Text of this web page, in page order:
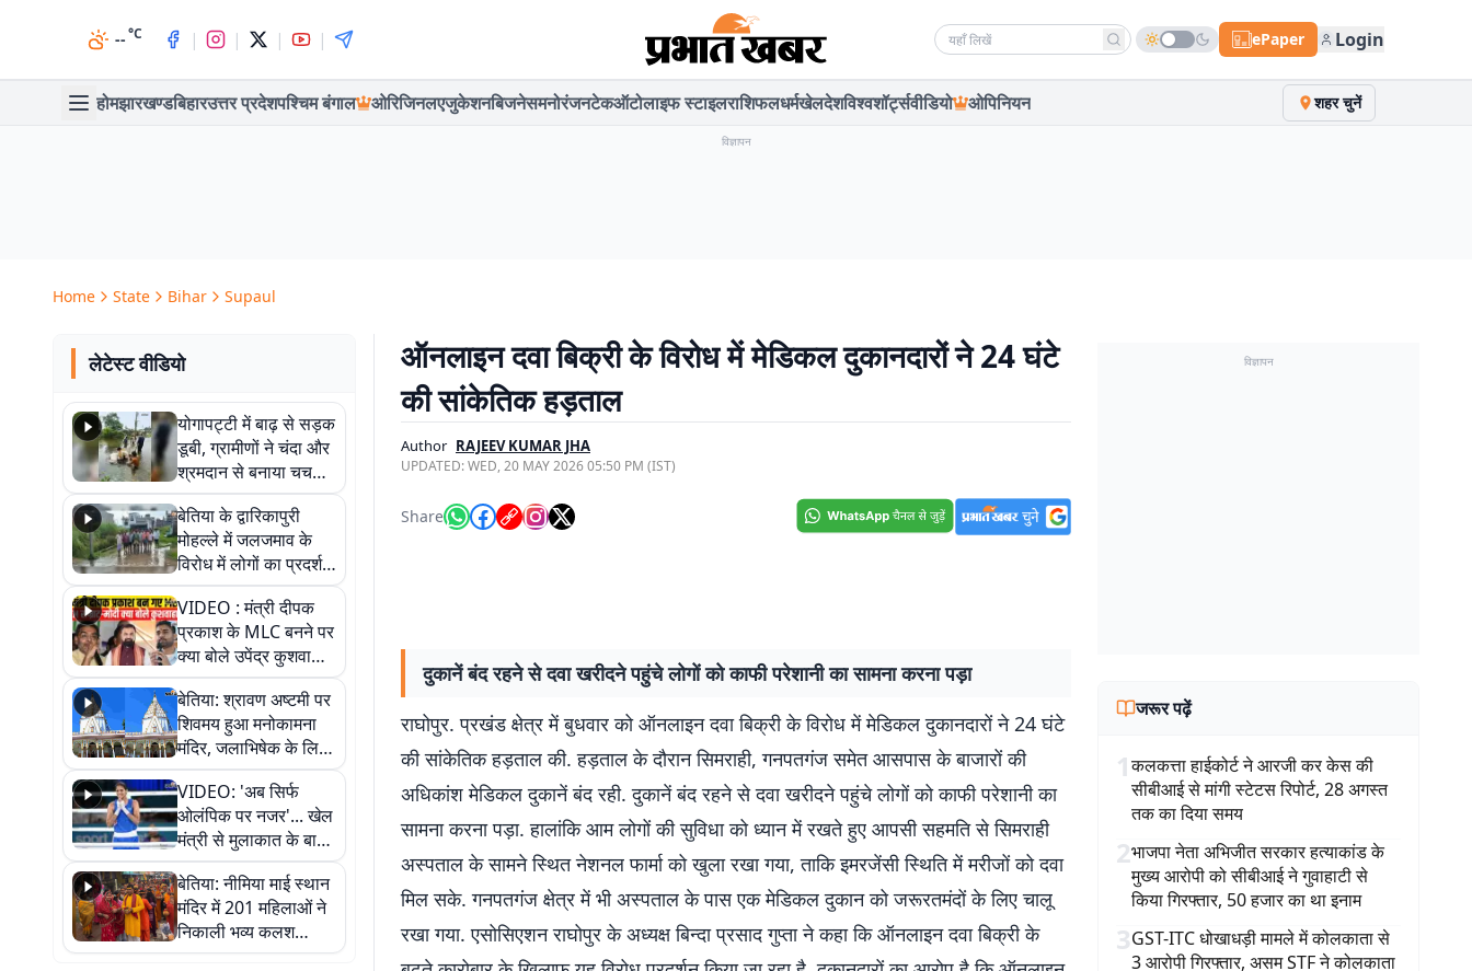
--°C | | | | Search news ePaper Login
होमझारखण्डबिहारउत्तर प्रदेशपश्चिम बंगाल ओरिजिनलएजुकेशनबिजनेसमनोरंजनटेकऑटोलाइफ स्टाइलराशिफलधर्मखेलदेशविश्वशॉर्ट्सवीडियो ओपिनियन शहर चुनें
विज्ञापन
Home State Bihar Supaul
लेटेस्ट वीडियो
योगापट्टी में बाढ़ से सड़क
डूबी, ग्रामीणों ने चंदा और
श्रमदान से बनाया चचरी
पुल
बेतिया के द्वारिकापुरी
मोहल्ले में जलजमाव के
विरोध में लोगों का प्रदर्शन,
स्थायी समाधान की मांग
VIDEO : मंत्री दीपक
प्रकाश के MLC बनने पर
क्या बोले उपेंद्र कुशवाहा,
सुनिए
बेतिया: श्रावण अष्टमी पर
शिवमय हुआ मनोकामना
मंदिर, जलाभिषेक के लिए
लगी लंबी कतारें
VIDEO: 'अब सिर्फ
ओलंपिक पर नजर'... खेल
मंत्री से मुलाकात के बाद
जैसमीन लंबोरिया का बड़ा
बयान
बेतिया: नीमिया माई स्थान
मंदिर में 201 महिलाओं ने
निकाली भव्य कलश
शोभायात्रा, शिवलिंग
ऑनलाइन दवा बिक्री के विरोध में मेडिकल दुकानदारों ने 24 घंटे
की सांकेतिक हड़ताल
Author RAJEEV KUMAR JHA
UPDATED:WED, 20 MAY 2026 05:50 PM (IST)
Share
दुकानें बंद रहने से दवा खरीदने पहुंचे लोगों को काफी परेशानी का सामना करना पड़ा
राघोपुर. प्रखंड क्षेत्र में बुधवार को ऑनलाइन दवा बिक्री के विरोध में मेडिकल दुकानदारों ने 24 घंटे
की सांकेतिक हड़ताल की. हड़ताल के दौरान सिमराही, गनपतगंज समेत आसपास के बाजारों की
अधिकांश मेडिकल दुकानें बंद रही. दुकानें बंद रहने से दवा खरीदने पहुंचे लोगों को काफी परेशानी का
सामना करना पड़ा. हालांकि आम लोगों की सुविधा को ध्यान में रखते हुए आपसी सहमति से सिमराही
अस्पताल के सामने स्थित नेशनल फार्मा को खुला रखा गया, ताकि इमरजेंसी स्थिति में मरीजों को दवा
मिल सके. गनपतगंज क्षेत्र में भी अस्पताल के पास एक मेडिकल दुकान को जरूरतमंदों के लिए चालू
रखा गया. एसोसिएशन राघोपुर के अध्यक्ष बिन्दा प्रसाद गुप्ता ने कहा कि ऑनलाइन दवा बिक्री के
विज्ञापन
जरूर पढ़ें
1कलकत्ता हाईकोर्ट ने आरजी कर केस की
सीबीआई से मांगी स्टेटस रिपोर्ट, 28 अगस्त
तक का दिया समय
2भाजपा नेता अभिजीत सरकार हत्याकांड के
मुख्य आरोपी को सीबीआई ने गुवाहाटी से
किया गिरफ्तार, 50 हजार का था इनाम
3GST-ITC धोखाधड़ी मामले में कोलकाता से
3 आरोपी गिरफ्तार, असम STF ने कोलकाता